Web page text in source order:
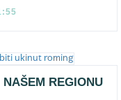
REGIONU